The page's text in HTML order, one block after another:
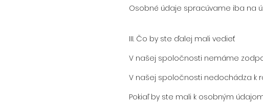
Osobné údaje spracúvame iba na
III. Čo by ste ďalej mali vedieť
V našej spoločnosti nemáme
V našej spoločnosti nedochádza k
Pokiaľ by ste mali k osobným